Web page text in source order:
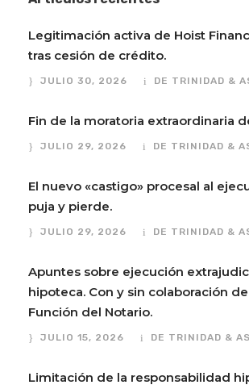
Legitimación activa de Hoist
tras cesión de crédito.
JULIO 30, 2026 DE TRINIDAD &
Fin de la moratoria extraordinaria
JULIO 29, 2026 DE TRINIDAD &
El nuevo «castigo» procesal al
puja y pierde.
JULIO 29, 2026 DE TRINIDAD &
Apuntes sobre ejecución
hipoteca. Con y sin colaboración
Función del Notario.
JULIO 15, 2026 DE TRINIDAD &
Limitación de la responsabilidad